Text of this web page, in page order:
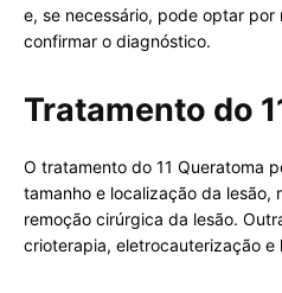
e, se necessário, pode optar por
confirmar o diagnóstico.
Tratamento do
O tratamento do 11 Queratoma
tamanho e localização da lesão,
remoção cirúrgica da lesão.
crioterapia, eletrocauterização e